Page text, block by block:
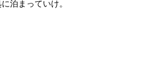
泊まっていけ。